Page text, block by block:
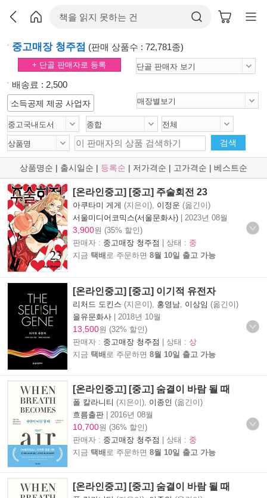
중고매장 청주점 (판매 상품수 : 72,781종)
+ 단골 판매자로 등록
배송료 : 2,500
소득공제 제공 사업자
검색
상품명순 | 출시일순 | 등록순 | 저가격순 | 고가격순 | 베스트순
[온라인중고] [중고] 주술회전 23
아쿠타미 게게 (지은이), 이정운 (옮긴이)
서울미디어코믹스(서울문화사)
2023년 08월
3,900원 (35% 할인)
판매자 : 중고매장 청주점 | 상태 : 중
지금 택배 로 주문하면 8월 10일 출고 가능
[온라인중고] [중고] 이기적 유전자
리처드 도킨스 (지은이), 홍영남, 이상임 (옮긴이)
을유문화사
2018년 10월
13,500원 (32% 할인)
판매자 : 중고매장 청주점 | 상태 : 상
지금 택배 로 주문하면 8월 10일 출고 가능
[온라인중고] [중고] 숨결이 바람 될 때
폴 칼라니티 (지은이), 이종인 (옮긴이)
흐름출판
2016년 08월
10,700원 (36% 할인)
판매자 : 중고매장 청주점 | 상태 : 중
지금 택배 로 주문하면 8월 10일 출고 가능
[온라인중고] [중고] 숨결이 바람 될 때